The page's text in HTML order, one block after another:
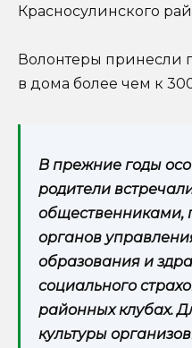
Красносулинского
Волонтеры принесли
в дома более чем к
В прежние годы
родители
общественниками,
органов
образования и
социального
районных клубах.
культуры